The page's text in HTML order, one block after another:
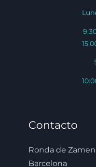
Contacto
Ronda de
Barcelona